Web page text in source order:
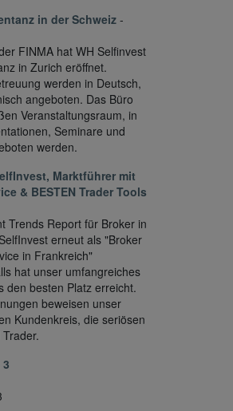
in der Schweiz -
FINMA hat WH Selfinvest
in Zurich eröffnet.
werden in Deutsch,
angeboten. Das Büro
Veranstaltungsraum, in
Seminare und
werden.
Marktführer mit
& BESTEN Trader Tools
Trends Report für Broker in
erneut als "Broker
in Frankreich"
hat unser umfangreiches
den besten Platz erreicht.
beweisen unser
Kundenkreis, die seriösen
3